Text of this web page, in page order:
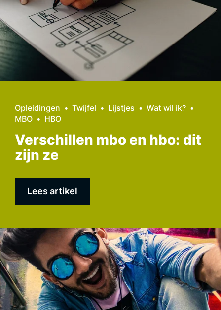
Opleidingen Twijfel Lijstjes
Wat wil ik?
MBO
HBO
Verschillen mbo en hbo: dit
zijn ze
Lees artikel